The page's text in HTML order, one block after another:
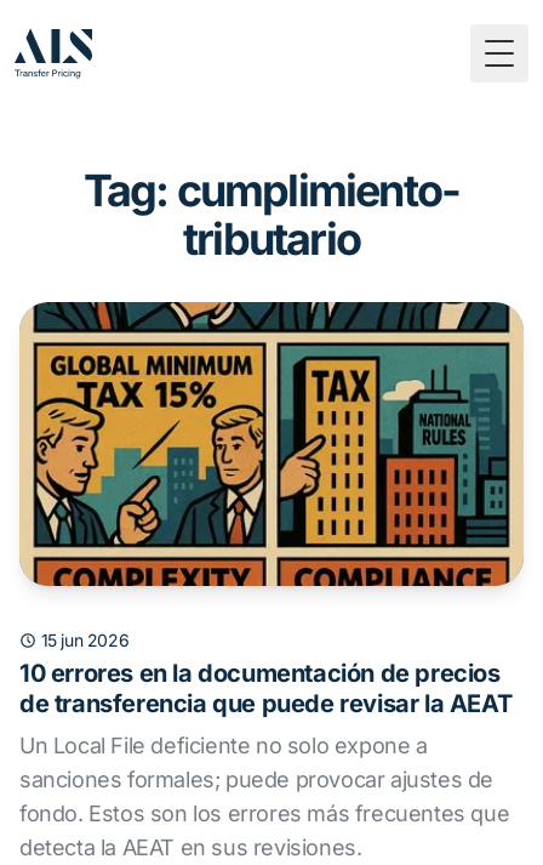
Tag: cumplimiento-
tributario
15 jun 2026
10 errores en la documentación de precios
de transferencia que puede revisar la AEAT
Un Local File deficiente no solo expone a
sanciones formales; puede provocar ajustes de
fondo. Estos son los errores más frecuentes que
detecta la AEAT en sus revisiones.